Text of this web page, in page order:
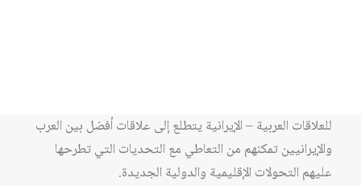
للعلاقات العربية – الإيرانية يتطلع إلى علاقات أفضل بين العرب
والإيرانيين تمكنهم من التعاطي مع التحديات التي تطرحها
عليهم التحولات الإقليمية والدولية الجديدة.